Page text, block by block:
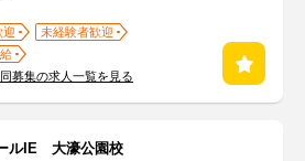
迎
未経験者歓迎
募集の求人一覧を見る
ルIE 大濠公園校